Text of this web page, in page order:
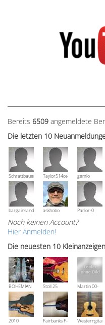
Bereits 6509 angemeldete
Die letzten 10
Schrattbauer Taylor514ce gemlo
bargainsandmoreaskhobo Parlor-0
Noch keinen Account?
Hier Anmelden!
Die neuesten 10
BOHEMIAN
Rozawood
Bestzustand
Stoll 25
anniversary
Martin 00-
18V, Bj 2016
2010
Fairbanks F-
Westerngitarre